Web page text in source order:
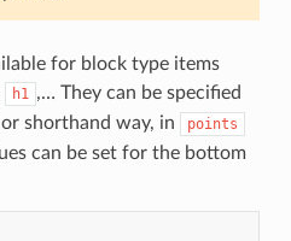
for block type items
h1 ,… They can be specified
shorthand way, in
points
can be set for the bottom